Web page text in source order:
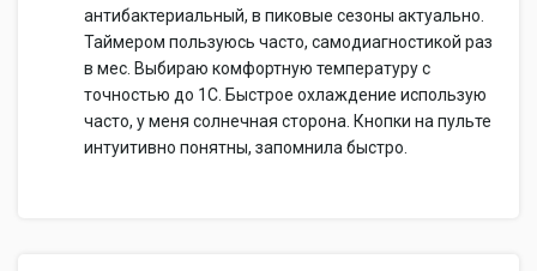
антибактериальный, в пиковые сезоны актуально.
Таймером пользуюсь часто, самодиагностикой раз
в мес. Выбираю комфортную температуру с
точностью до 1С. Быстрое охлаждение использую
часто, у меня солнечная сторона. Кнопки на пульте
интуитивно понятны, запомнила быстро.